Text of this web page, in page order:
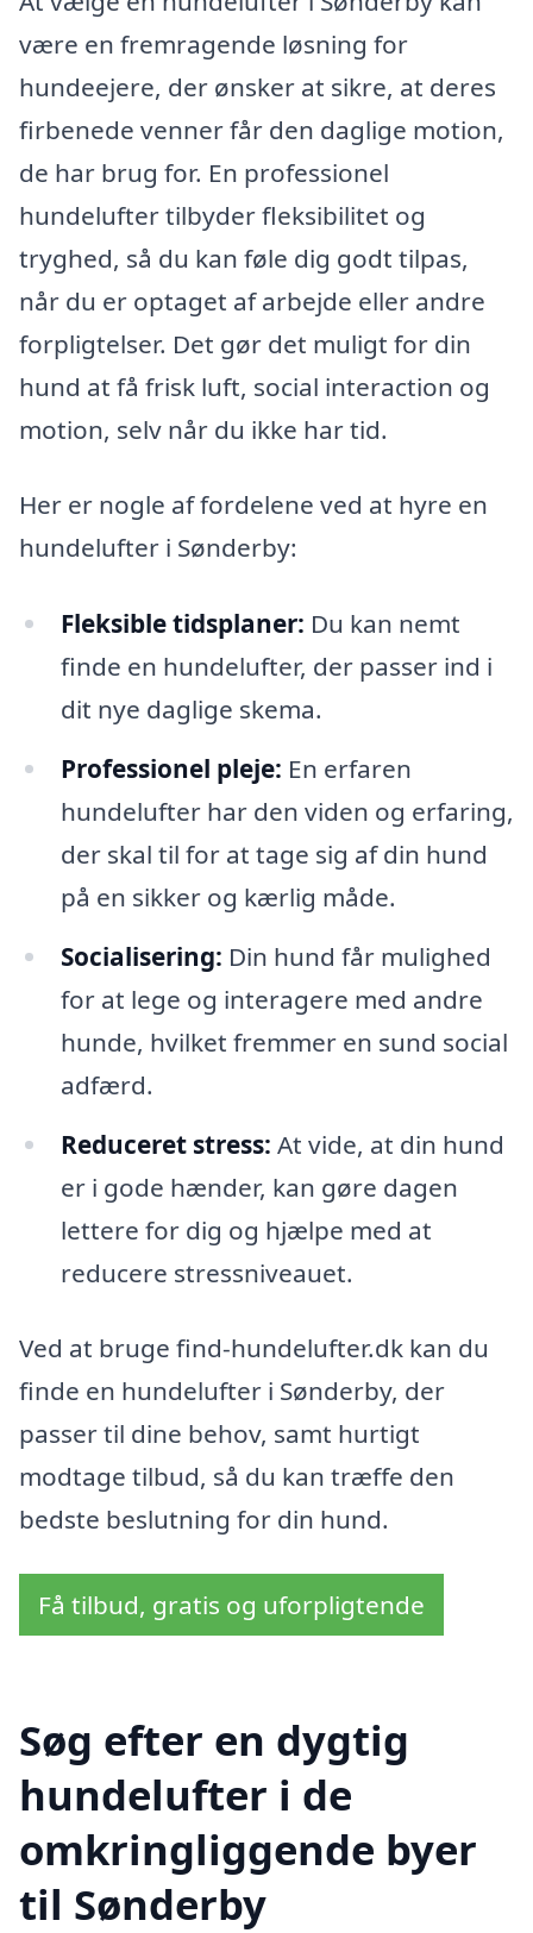
være en fremragende løsning for
hundeejere, der ønsker at sikre, at deres
firbenede venner får den daglige motion,
de har brug for. En professionel
hundelufter tilbyder fleksibilitet og
tryghed, så du kan føle dig godt tilpas,
når du er optaget af arbejde eller andre
forpligtelser. Det gør det muligt for din
hund at få frisk luft, social interaction og
motion, selv når du ikke har tid.
Her er nogle af fordelene ved at hyre en
hundelufter i Sønderby:
Fleksible tidsplaner: Du kan nemt
finde en hundelufter, der passer ind i
dit nye daglige skema.
Professionel pleje: En erfaren
hundelufter har den viden og erfaring,
der skal til for at tage sig af din hund
på en sikker og kærlig måde.
Socialisering: Din hund får mulighed
for at lege og interagere med andre
hunde, hvilket fremmer en sund social
adfærd.
Reduceret stress: At vide, at din hund
er i gode hænder, kan gøre dagen
lettere for dig og hjælpe med at
reducere stressniveauet.
Ved at bruge find-hundelufter.dk kan du
finde en hundelufter i Sønderby, der
passer til dine behov, samt hurtigt
modtage tilbud, så du kan træffe den
bedste beslutning for din hund.
Få tilbud, gratis og uforpligtende
Søg efter en dygtig
hundelufter i de
omkringliggende byer
til Sønderby